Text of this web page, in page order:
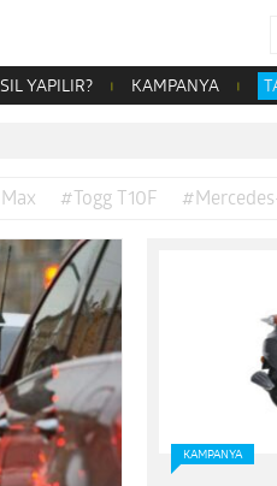
YAPILIR? KAMPANYA
#Togg T10F
KAMPANYA